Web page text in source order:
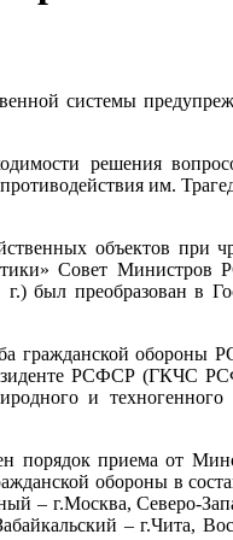
системы
решения
им.
объектов при
Совет
г.) был преобразован в
гражданской обороны
РСФСР (ГКЧС
и техногенного
порядок приема от
обороны в
– г.Москва, Северо-
– г.Чита,